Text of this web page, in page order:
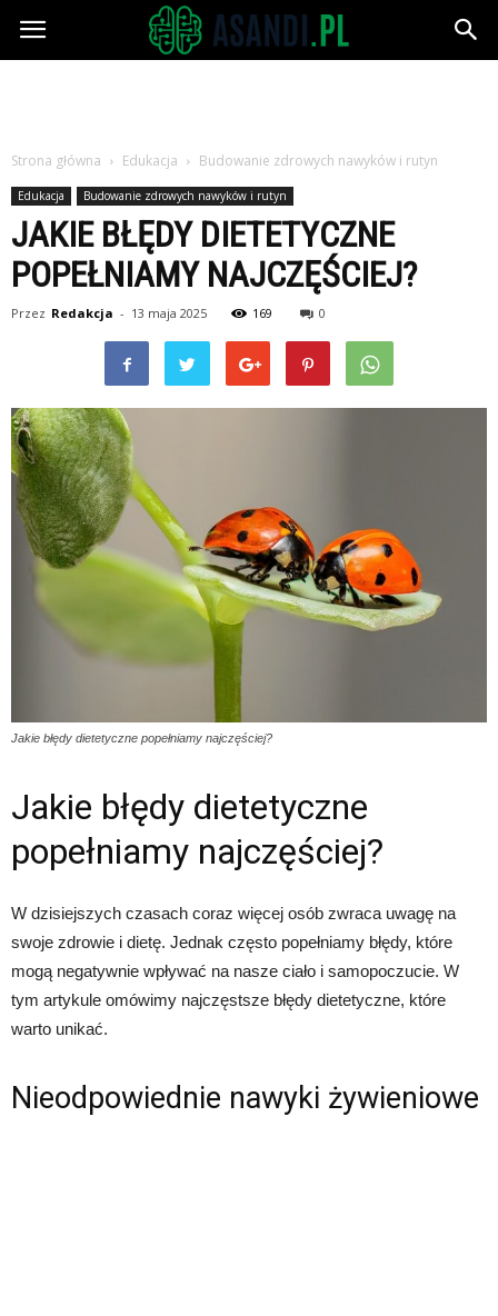
Asandi.pl
Strona główna Edukacja Budowanie zdrowych nawyków i rutyn
Edukacja Budowanie zdrowych nawyków i rutyn
JAKIE BŁĘDY DIETETYCZNE
POPEŁNIAMY NAJCZĘŚCIEJ?
Przez Redakcja - 13 maja 2025 169 0
Jakie błędy dietetyczne popełniamy najczęściej?
Jakie błędy dietetyczne
popełniamy najczęściej?
W dzisiejszych czasach coraz więcej osób zwraca uwagę na
swoje zdrowie i dietę. Jednak często popełniamy błędy, które
mogą negatywnie wpływać na nasze ciało i samopoczucie. W
tym artykule omówimy najczęstsze błędy dietetyczne, które
warto unikać.
Nieodpowiednie nawyki żywieniowe